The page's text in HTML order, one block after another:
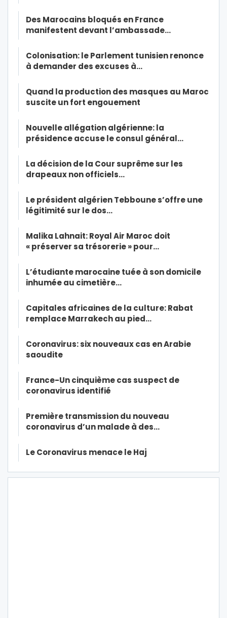
Des Marocains bloqués en France
manifestent devant l’ambassade…
Colonisation: le Parlement tunisien renonce
à demander des excuses à…
Quand la production des masques au Maroc
suscite un fort engouement
Nouvelle allégation algérienne: la
présidence accuse le consul général…
La décision de la Cour suprême sur les
drapeaux non officiels…
Le président algérien Tebboune s’offre une
légitimité sur le dos…
Malika Lahnait: Royal Air Maroc doit
« préserver sa trésorerie » pour…
L’étudiante marocaine tuée à son domicile
inhumée au cimetière…
Capitales africaines de la culture: Rabat
remplace Marrakech au pied…
Coronavirus: six nouveaux cas en Arabie
saoudite
France-Un cinquième cas suspect de
coronavirus identifié
Première transmission du nouveau
coronavirus d’un malade à des…
Le Coronavirus menace le Haj